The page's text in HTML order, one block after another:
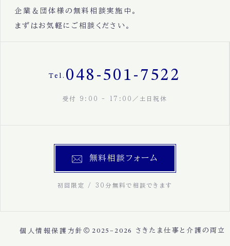
企業＆団体様の無料相談実施中。
まずはお気軽にご相談ください。
Tel. 048-501-7522
受付 9:00 - 17:00／土日祝休
無料相談フォーム
初回限定 / 30分無料で相談できます
個人情報保護方針 2025–2026 さきたま仕事と介護の両立